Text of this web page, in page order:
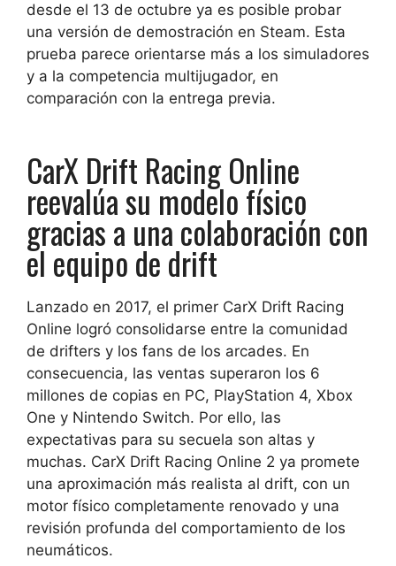
desde el 13 de octubre ya es posible probar
una versión de demostración en Steam. Esta
prueba parece orientarse más a los simuladores
y a la competencia multijugador, en
comparación con la entrega previa.
CarX Drift Racing Online
reevalúa su modelo físico
gracias a una colaboración con
el equipo de drift
Lanzado en 2017, el primer CarX Drift Racing
Online logró consolidarse entre la comunidad
de drifters y los fans de los arcades. En
consecuencia, las ventas superaron los 6
millones de copias en PC, PlayStation 4, Xbox
One y Nintendo Switch. Por ello, las
expectativas para su secuela son altas y
muchas. CarX Drift Racing Online 2 ya promete
una aproximación más realista al drift, con un
motor físico completamente renovado y una
revisión profunda del comportamiento de los
neumáticos.